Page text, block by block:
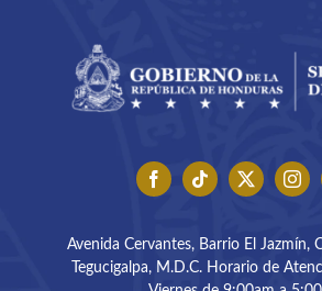
Avenida Cervantes, Barrio El Jazmín,
Tegucigalpa, M.D.C. Horario de